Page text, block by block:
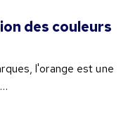
des couleurs
l'orange est une